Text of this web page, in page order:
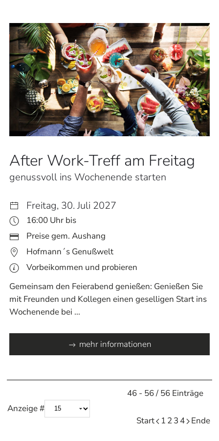
After Work-Treff am Freitag
genussvoll ins Wochenende starten
Freitag, 30. Juli 2027
16:00 Uhr bis
Preise gem. Aushang
Hofmann´s Genußwelt
Vorbeikommen und probieren
Gemeinsam den Feierabend genießen: Genießen Sie
mit Freunden und Kollegen einen geselligen Start ins
Wochenende bei ...
mehr informationen
Limite der Paginierungsliste
46 - 56 / 56 Einträge
Anzeige #
Start
1 23 4 Ende